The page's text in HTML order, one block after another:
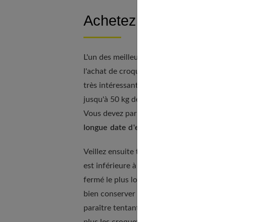
Achetez en gros et stockez
L'un des meilleurs moyens d'acheter des croquettes
l'achat de croquettes en gros. De nombreuses
très intéressants sur le gros. C'est la raison pour
jusqu'à 50 kg de croquettes à la fois. Il ne suffit
Vous devez par ailleurs bien les conserver. Pour cela,
longue date d'expiration possible
Veillez ensuite toujours à conserver les croquettes
est inférieure à 30 °C et supérieure à 15 °C. Il est
fermé le plus longtemps possible et d'
bien conserver les croquettes de votre chien, évitez
paraître tentant pour faire des économies. Préférez